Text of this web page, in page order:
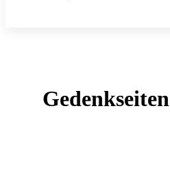
Gedenkseiten